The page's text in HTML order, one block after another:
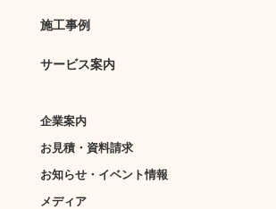
施工事例
サービス案内
企業案内
お見積・資料請求
お知らせ・イベント情報
メディア